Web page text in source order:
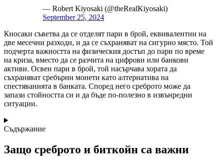
— Robert Kiyosaki (@theRealKiyosaki)
September 25, 2024
Киосаки съветва да се отделят пари в брой, еквивалентни на
две месечни разходи, и да се съхраняват на сигурно място. Той
подчерта важността на физическия достъп до пари по време
на криза, вместо да се разчита на цифрови или банкови
активи. Освен пари в брой, той насърчава хората да
съхраняват сребърни монети като алтернатива на
спестяванията в банката. Според него среброто може да
запази стойността си и да бъде по-полезно в извънредни
ситуации.
Съдържание
Защо среброто и биткойн са важни